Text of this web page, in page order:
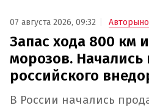
07 августа 2026, 09:32
Запас хода 800 км
морозов.
российского
В России начались